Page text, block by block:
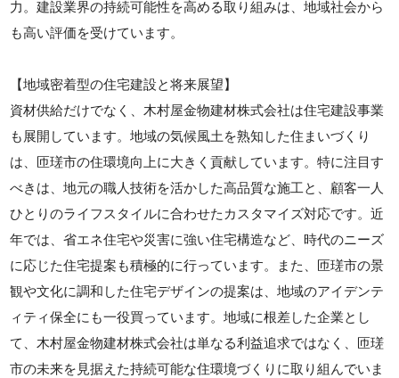
力。建設業界の持続可能性を高める取り組みは、地域社会から
も高い評価を受けています。
【地域密着型の住宅建設と将来展望】
資材供給だけでなく、木村屋金物建材株式会社は住宅建設事業
も展開しています。地域の気候風土を熟知した住まいづくり
は、匝瑳市の住環境向上に大きく貢献しています。特に注目す
べきは、地元の職人技術を活かした高品質な施工と、顧客一人
ひとりのライフスタイルに合わせたカスタマイズ対応です。近
年では、省エネ住宅や災害に強い住宅構造など、時代のニーズ
に応じた住宅提案も積極的に行っています。また、匝瑳市の景
観や文化に調和した住宅デザインの提案は、地域のアイデンテ
ィティ保全にも一役買っています。地域に根差した企業とし
て、木村屋金物建材株式会社は単なる利益追求ではなく、匝瑳
市の未来を見据えた持続可能な住環境づくりに取り組んでいま